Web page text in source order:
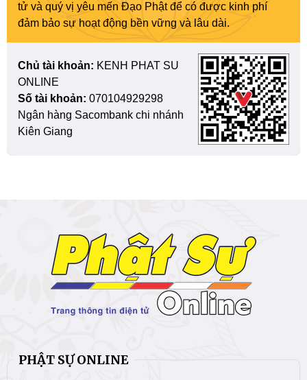
tử và quý vị yêu mến Đạo Phật để có được kinh phí
đảm bảo sự hoạt động bền vững và lâu dài.
Chủ tài khoản: KENH PHAT SU
ONLINE
Số tài khoản: 070104929298
Ngân hàng Sacombank chi nhánh
Kiên Giang
PHẬT SỰ ONLINE